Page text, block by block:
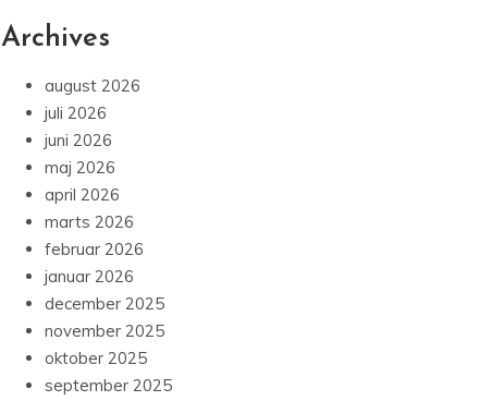
Archives
august 2026
juli 2026
juni 2026
maj 2026
april 2026
marts 2026
februar 2026
januar 2026
december 2025
november 2025
oktober 2025
september 2025